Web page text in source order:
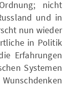
nicht
und in
nun wieder
in Politik
Erfahrungen
Systemen